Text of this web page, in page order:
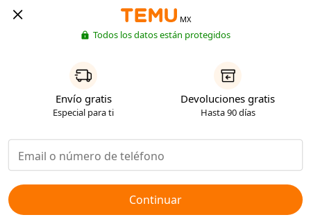
MX
Todos los datos están protegidos
Envío gratis
Especial para ti
Devoluciones gratis
Hasta 90 días
Continuar